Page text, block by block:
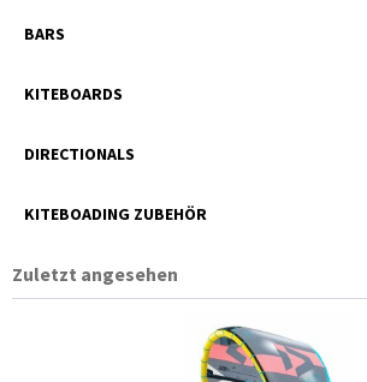
BARS
KITEBOARDS
DIRECTIONALS
KITEBOADING ZUBEHÖR
Zuletzt angesehen